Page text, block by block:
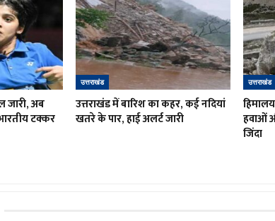
जारी, अब
टक्कर
उत्तराखंड
उत्तराखंड में बारिश का कहर, कई नदियां
खतरे के पार, हाई अलर्ट जारी
उत्तराखंड
हवाओं
जिंदा